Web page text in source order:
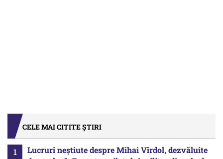
CELE MAI CITITE ȘTIRI
Lucruri neștiute despre Mihai Vîrdol, dezvăluite